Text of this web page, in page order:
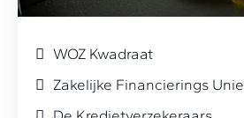
WOZ Kwadraat
Zakelijke Financierings Unie